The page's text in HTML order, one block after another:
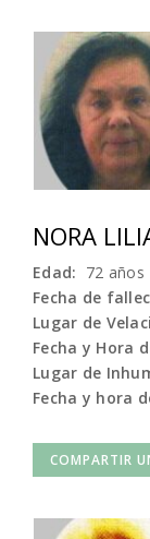
NORA
Edad: 72 años
Fecha de
Lugar de
Fecha y Hora
Lugar de
Fecha y hora
COMPARTIR